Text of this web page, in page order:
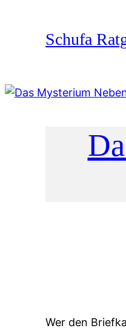
springenSchufa
Wer den